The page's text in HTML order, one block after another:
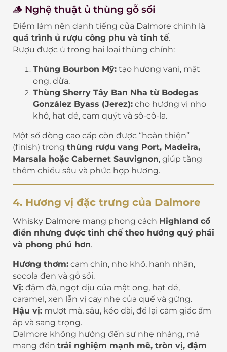
🪵 Nghệ thuật ủ thùng gỗ sồi
Điểm làm nên danh tiếng của Dalmore chính là
quá trình ủ rượu công phu và tinh tế.
Rượu được ủ trong hai loại thùng chính:
Thùng Bourbon Mỹ: tạo hương vani, mật
ong, dừa.
Thùng Sherry Tây Ban Nha từ Bodegas
González Byass (Jerez): cho hương vị nho
khô, hạt dẻ, cam quýt và sô-cô-la.
Một số dòng cao cấp còn được “hoàn thiện”
(finish) trong thùng rượu vang Port, Madeira,
Marsala hoặc Cabernet Sauvignon, giúp tăng
thêm chiều sâu và phức hợp hương.
4. Hương vị đặc trưng của Dalmore
Whisky Dalmore mang phong cách Highland cổ
điển nhưng được tinh chế theo hướng quý phái
và phong phú hơn.
Hương thơm: cam chín, nho khô, hạnh nhân,
socola đen và gỗ sồi.
Vị: đậm đà, ngọt dịu của mật ong, hạt dẻ,
caramel, xen lẫn vị cay nhẹ của quế và gừng.
Hậu vị: mượt mà, sâu, kéo dài, để lại cảm giác ấm
áp và sang trọng.
Dalmore không hướng đến sự nhẹ nhàng, mà
mang đến trải nghiệm mạnh mẽ, tròn vị, đậm